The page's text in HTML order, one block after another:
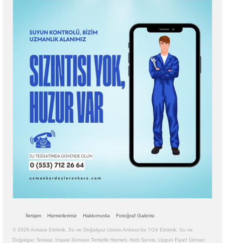
İletişim Hizmetlerimiz Hakkımızda Fotoğraf Galerisi
© 2026 Ankara Elektrik, Su ve Doğalgaz Ustası Ankara’da 7/24 Elektrik, Su ve
Doğalgaz Tesisat, İnşaat Sonrası Temizlik Hizmeti. Hızlı Servis, Uygun Fiyat! Uzman